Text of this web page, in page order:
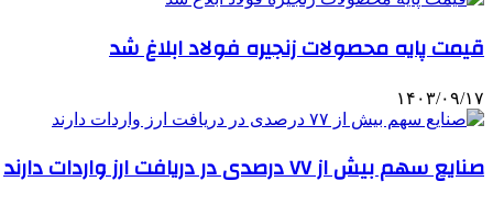
قیمت پایه محصولات زنجیره فولاد ابلاغ شد
۱۴۰۳/۰۹/۱۷
صنایع سهم بیش از ۷۷ درصدی در دریافت ارز واردات دارند